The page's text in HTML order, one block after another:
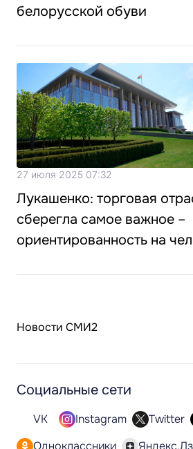
белорусской обуви
27 июля 2025 07:32
Лукашенко: торговая
сберегла самое важное –
ориентированность на
Новости СМИ2
Социальные сети
VK Instagram Twitter